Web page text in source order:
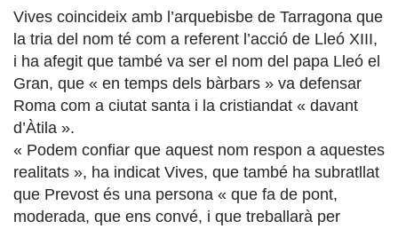
Vives coincideix amb l’arquebisbe de Tarragona que
la tria del nom té com a referent l’acció de Lleó XIII,
i ha afegit que també va ser el nom del papa Lleó el
Gran, que « en temps dels bàrbars » va defensar
Roma com a ciutat santa i la cristiandat « davant
d’Àtila ».
« Podem confiar que aquest nom respon a aquestes
realitats », ha indicat Vives, que també ha subratllat
que Prevost és una persona « que fa de pont,
moderada, que ens convé, i que treballarà per